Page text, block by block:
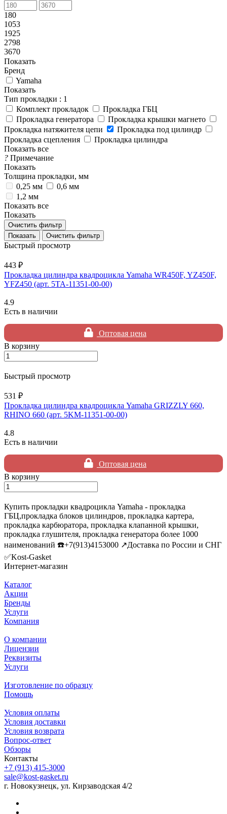
180
1053
1925
2798
3670
Показать
Бренд
Yamaha
Показать
Тип прокладки : 1
Комплект прокладок
Прокладка ГБЦ
Прокладка генератора
Прокладка крышки магнето
Прокладка натяжителя цепи
Прокладка под цилиндр
Прокладка сцепления
Прокладка цилиндра
Показать все
? Примечание
Показать
Толщина прокладки, мм
0,25 мм
0,6 мм
1,2 мм
Показать все
Показать
Очистить фильтр
Очистить фильтр
Быстрый просмотр
443 ₽
Прокладка цилиндра квадроцикла Yamaha WR450F, YZ450F,
YFZ450 (арт. 5TA-11351-00-00)
4.9
Есть в наличии
Оптовая цена
В корзину
Быстрый просмотр
531 ₽
Прокладка цилиндра квадроцикла Yamaha GRIZZLY 660,
RHINO 660 (арт. 5KM-11351-00-00)
4.8
Есть в наличии
Оптовая цена
В корзину
Купить прокладки квадроцикла Yamaha - прокладка
ГБЦ,прокладка блоков цилиндров, прокладка картера,
прокладка карбюратора, прокладка клапанной крышки,
прокладка глушителя, прокладка генератора более 1000
наименований ☎️+7(913)4153000 ↗️Доставка по России и СНГ
✅Kost-Gasket
Интернет-магазин
Каталог
Акции
Бренды
Услуги
Компания
О компании
Лицензии
Реквизиты
Услуги
Изготовление по образцу
Помощь
Условия оплаты
Условия доставки
Условия возврата
Вопрос-ответ
Обзоры
Контакты
+7 (913) 415-3000
sale@kost-gasket.ru
г. Новокузнецк, ул. Кирзаводская 4/2